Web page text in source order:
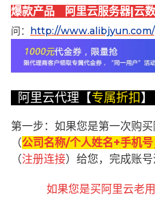
爆款产品 阿里云服务器|云
问： http://
阿里云代理【专属折扣】
第一步：如果您是第一次购
（公司名称/个人姓名+手机
（注册连接）给您，完成账号
如果您是买阿里云老